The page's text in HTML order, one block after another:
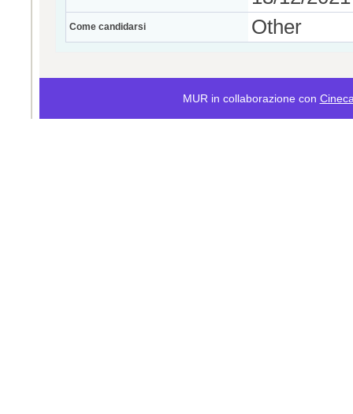
Come candidarsi Other
MUR in collaborazione con